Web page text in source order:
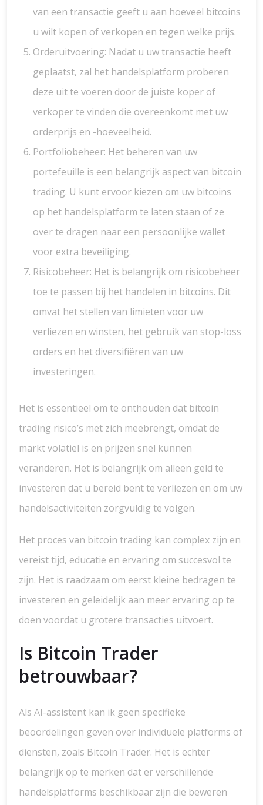
van een transactie geeft u aan hoeveel bitcoins
u wilt kopen of verkopen en tegen welke prijs.
Orderuitvoering: Nadat u uw transactie heeft
geplaatst, zal het handelsplatform proberen
deze uit te voeren door de juiste koper of
verkoper te vinden die overeenkomt met uw
orderprijs en -hoeveelheid.
Portfoliobeheer: Het beheren van uw
portefeuille is een belangrijk aspect van bitcoin
trading. U kunt ervoor kiezen om uw bitcoins
op het handelsplatform te laten staan of ze
over te dragen naar een persoonlijke wallet
voor extra beveiliging.
Risicobeheer: Het is belangrijk om risicobeheer
toe te passen bij het handelen in bitcoins. Dit
omvat het stellen van limieten voor uw
verliezen en winsten, het gebruik van stop-loss
orders en het diversifiëren van uw
investeringen.
Het is essentieel om te onthouden dat bitcoin
trading risico’s met zich meebrengt, omdat de
markt volatiel is en prijzen snel kunnen
veranderen. Het is belangrijk om alleen geld te
investeren dat u bereid bent te verliezen en om uw
handelsactiviteiten zorgvuldig te volgen.
Het proces van bitcoin trading kan complex zijn en
vereist tijd, educatie en ervaring om succesvol te
zijn. Het is raadzaam om eerst kleine bedragen te
investeren en geleidelijk aan meer ervaring op te
doen voordat u grotere transacties uitvoert.
Is Bitcoin Trader
betrouwbaar?
Als AI-assistent kan ik geen specifieke
beoordelingen geven over individuele platforms of
diensten, zoals Bitcoin Trader. Het is echter
belangrijk op te merken dat er verschillende
handelsplatforms beschikbaar zijn die beweren